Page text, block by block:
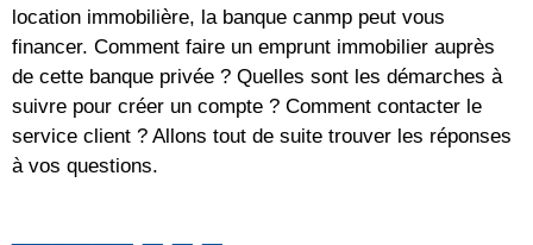
location immobilière, la banque canmp peut vous
financer. Comment faire un emprunt immobilier auprès
de cette banque privée ? Quelles sont les démarches à
suivre pour créer un compte ? Comment contacter le
service client ? Allons tout de suite trouver les réponses
à vos questions.